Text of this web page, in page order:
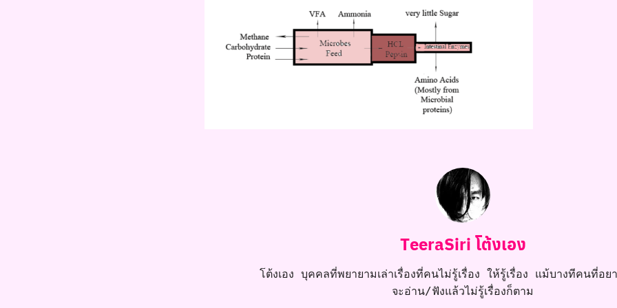
TeeraSiri โต้งเอง
โต้งเอง บุคคลที่พยายามเล่าเรื่องที่คนไม่รู้เรื่อง ให้รู้เรื่อง แม้บางทีคนที่อยา
จะอ่าน/ฟังแล้วไม่รู้เรื่องก็ตาม